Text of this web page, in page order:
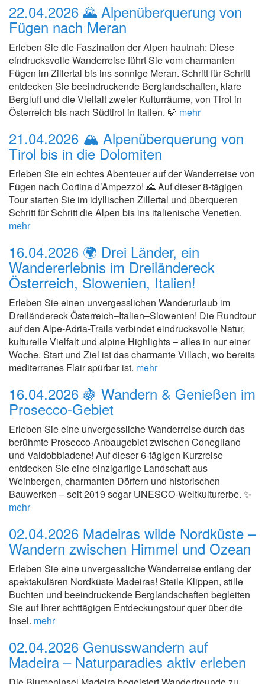
22.04.2026 🌄 Alpenüberquerung von
Fügen nach Meran
Erleben Sie die Faszination der Alpen hautnah: Diese
eindrucksvolle Wanderreise führt Sie vom charmanten
Fügen im Zillertal bis ins sonnige Meran. Schritt für Schritt
entdecken Sie beeindruckende Berglandschaften, klare
Bergluft und die Vielfalt zweier Kulturräume, von Tirol in
Österreich bis nach Südtirol in Italien. 🍃 mehr
21.04.2026 🏔️ Alpenüberquerung von
Tirol bis in die Dolomiten
Erleben Sie ein echtes Abenteuer auf der Wanderreise von
Fügen nach Cortina d’Ampezzo! 🌄 Auf dieser 8-tägigen
Tour starten Sie im idyllischen Zillertal und überqueren
Schritt für Schritt die Alpen bis ins italienische Venetien.
mehr
16.04.2026 🌍 Drei Länder, ein
Wandererlebnis im Dreiländereck
Österreich, Slowenien, Italien!
Erleben Sie einen unvergesslichen Wanderurlaub im
Dreiländereck Österreich–Italien–Slowenien! Die Rundtour
auf den Alpe-Adria-Trails verbindet eindrucksvolle Natur,
kulturelle Vielfalt und alpine Highlights – alles in nur einer
Woche. Start und Ziel ist das charmante Villach, wo bereits
mediterranes Flair spürbar ist. mehr
16.04.2026 🍇 Wandern & Genießen im
Prosecco-Gebiet
Erleben Sie eine unvergessliche Wanderreise durch das
berühmte Prosecco-Anbaugebiet zwischen Conegliano
und Valdobbiadene! Auf dieser 6-tägigen Kurzreise
entdecken Sie eine einzigartige Landschaft aus
Weinbergen, charmanten Dörfern und historischen
Bauwerken – seit 2019 sogar UNESCO-Weltkulturerbe. ✨
mehr
02.04.2026 Madeiras wilde Nordküste –
Wandern zwischen Himmel und Ozean
Erleben Sie eine unvergessliche Wanderreise entlang der
spektakulären Nordküste Madeiras! Steile Klippen, stille
Buchten und beeindruckende Berglandschaften begleiten
Sie auf Ihrer achttägigen Entdeckungstour quer über die
Insel. mehr
02.04.2026 Genusswandern auf
Madeira – Naturparadies aktiv erleben